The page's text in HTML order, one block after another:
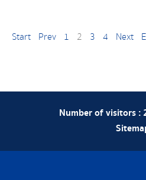
Start Prev 1 2 3 4 Next
Number of visitors :